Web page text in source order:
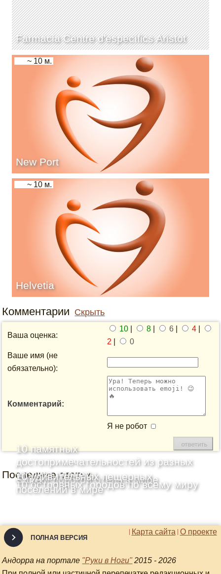
Farmacia Centre d'específics Aristot
New Port
~ 10 м.
Helvetia
~ 10 м.
Комментарии Скрыть
Ваша оценка:
10 8 6 4
2
0
Ваше имя (не
обязательно):
Комментарий:
Я не робот
Последние статьи
10 памятных
достопримечательностей из разных
уголков планеты
Самый дорогой отель в мире
10 островных городов по всему миру
10 удивительных пещерных
поселений в мире
О проекте
Карта сайта
ПОЛНАЯ ВЕРСИЯ
Андорра на портале "Руки в Ноги" 2015 - 2026